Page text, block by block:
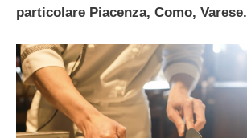
particolare Piacenza, Como, Varese.